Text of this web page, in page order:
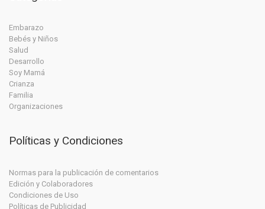
Embarazo
Bebés y Niños
Salud
Desarrollo
Soy Mamá
Crianza
Familia
Organizaciones
Políticas y Condiciones
Normas para la publicación de comentarios
Edición y Colaboradores
Condiciones de Uso
Políticas de Publicidad